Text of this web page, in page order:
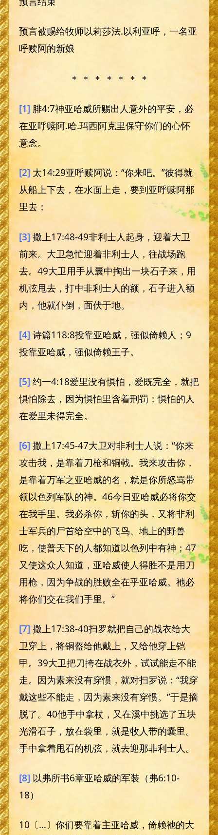
预言被赐给牧师以莉莎法.以利亚呼，一名亚
呼赎阿的新娘
＊ ＊ ＊ ＊ ＊ ＊ ＊
[1] 腓4:7神亚哈威所赐出人意外的平安，必
在亚呼赎阿.哈.玛西阿克里保守你们的心怀
意念。
[2] 太14:29亚呼赎阿说：“你来吧。”彼得就
从船上下去，在水面上走，要到亚呼赎阿那
里去；
[3] 撒上17:48-49非利士人起身，迎着大卫
前来。大卫急忙迎着非利士人，往战场跑
去。49大卫用手从囊中掏出一块石子来，用
机弦甩去，打中非利士人的额，石子进入额
内，他就仆倒，面伏于地。
[4] 诗篇118:8投靠亚哈威，强似倚赖人；9
投靠亚哈威，强似倚赖王子。
[5] 约一4:18爱里没有惧怕，爱既完全，就把
惧怕除去，因为惧怕里含着刑罚；惧怕的人
在爱里未得完全。
[6] 撒上17:45-47大卫对非利士人说：“你来
攻击我，是靠着刀枪和铜戟。我来攻击你，
是靠着万军之亚哈威的名，就是你所怒骂带
领以色列军队的神。46今日亚哈威必将你交
在我手里。我必杀你，斩你的头，又将非利
士军兵的尸首给空中的飞鸟、地上的野兽
吃，使普天下的人都知道以色列中有神；47
又使这众人知道，亚哈威使人得胜不是用刀
用枪，因为争战的胜败全在乎亚哈威。祂必
将你们交在我们手里。”
[7] 撒上17:38-40扫罗就把自己的战衣给大
卫穿上，将铜盔给他戴上，又给他穿上铠
甲。39大卫把刀挎在战衣外，试试能走不能
走。因为素来没有穿惯，就对扫罗说：“我穿
戴这些不能走，因为素来没有穿惯。”于是摘
脱了。40他手中拿杖，又在溪中挑选了五块
光滑石子，放在袋里，就是牧人带的囊里。
手中拿着甩石的机弦，就去迎那非利士人。
[8] 以弗所书6章亚哈威的军装（弗6:10-
18）
10〔…〕你们要靠着主亚哈威，倚赖祂的大